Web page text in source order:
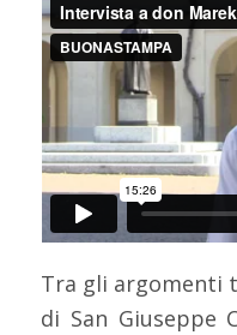
Tra gli argomenti
di San Giuseppe